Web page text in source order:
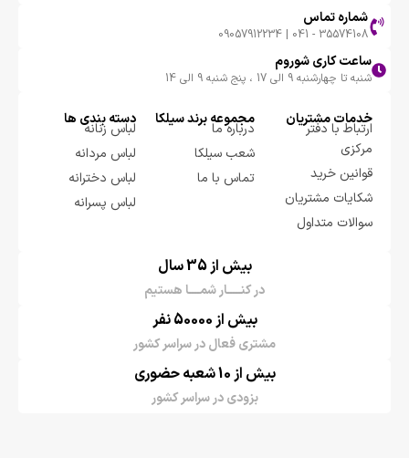
شماره تماس
35574108 - 041 | 09057912234
ساعت کاری شوروم
شنبه تا چهارشنبه 9 الی 17 ، پنج شنبه 9 الی 14
خدمات مشتریان
ارتباط با دفتر
مرکزی
قوانین خرید
شکایات مشتریان
سوالات متداول
مجموعه برند سيلكا
درباره ما
شعب سیلکا
تماس با ما
دسته بندی ها
لباس زنانه
لباس مردانه
لباس دخترانه
لباس پسرانه
بیش از 35 سال
در کنـــــار شمــــا هستیم
بیش از 50000 نفر
مشتری فعال در سراسر کشور
بیش از 10 شعبه حضوری
بزودی در سراسر کشور